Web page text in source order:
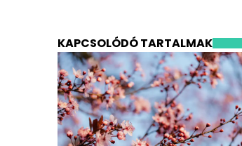
KAPCSOLÓDÓ TARTALMAK